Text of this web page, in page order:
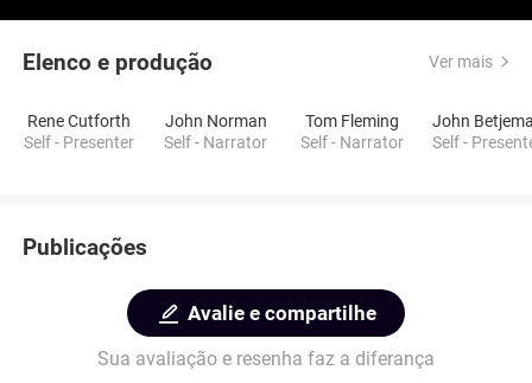
Elenco e produção Ver mais
Rene Cutforth
Self - Presenter
John Norman
Self - Narrator
Tom Fleming
Self - Narrator
John
Self -
Publicações
Avalie e compartilhe
Sua avaliação e resenha faz a diferança